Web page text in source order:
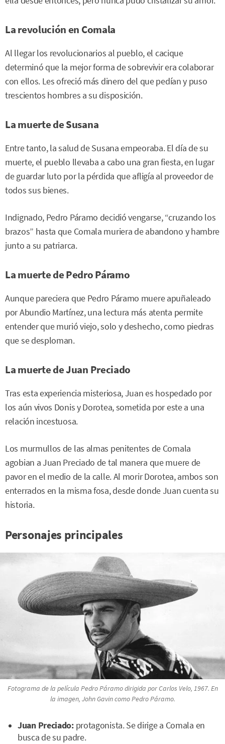
La revolución en Comala
Al llegar los revolucionarios al pueblo, el cacique
determinó que la mejor forma de sobrevivir era colaborar
con ellos. Les ofreció más dinero del que pedían y puso
trescientos hombres a su disposición.
La muerte de Susana
Entre tanto, la salud de Susana empeoraba. El día de su
muerte, el pueblo llevaba a cabo una gran fiesta, en lugar
de guardar luto por la pérdida que afligía al proveedor de
todos sus bienes.
Indignado, Pedro Páramo decidió vengarse, “cruzando los
brazos” hasta que Comala muriera de abandono y hambre
junto a su patriarca.
La muerte de Pedro Páramo
Aunque pareciera que Pedro Páramo muere apuñaleado
por Abundio Martínez, una lectura más atenta permite
entender que murió viejo, solo y deshecho, como piedras
que se desploman.
La muerte de Juan Preciado
Tras esta experiencia misteriosa, Juan es hospedado por
los aún vivos Donis y Dorotea, sometida por este a una
relación incestuosa.
Los murmullos de las almas penitentes de Comala
agobian a Juan Preciado de tal manera que muere de
pavor en el medio de la calle. Al morir Dorotea, ambos son
enterrados en la misma fosa, desde donde Juan cuenta su
historia.
Personajes principales
Fotograma de la película Pedro Páramo dirigida por Carlos Velo, 1967. En
la imagen, John Gavin como Pedro Páramo.
Juan Preciado: protagonista. Se dirige a Comala en
busca de su padre.